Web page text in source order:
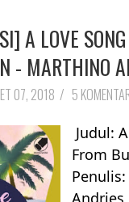
A LOVE
- MARTHINO
07, 2018 / 5
Judul:
From